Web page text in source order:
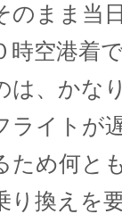
のまま当
時空港着
は、かな
ライトが
ため何と
り換えを